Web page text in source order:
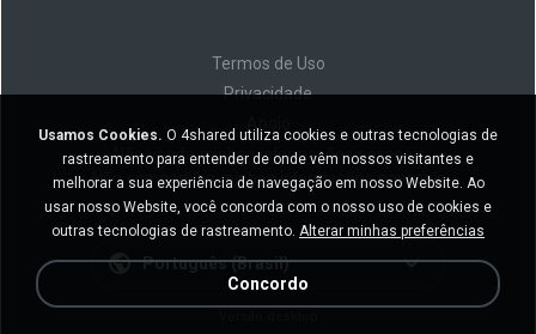
Termos de Uso
Privacidade
Não venda minhas informações pessoais
Não compartilhe minhas informações pessoais
Português (Brasil)
Usamos Cookies. O 4shared utiliza cookies e outras tecnologias de
rastreamento para entender de onde vêm nossos visitantes e
melhorar a sua experiência de navegação em nosso Website. Ao
usar nosso Website, você concorda com o nosso uso de cookies e
outras tecnologias de rastreamento. Alterar minhas preferências
Concordo